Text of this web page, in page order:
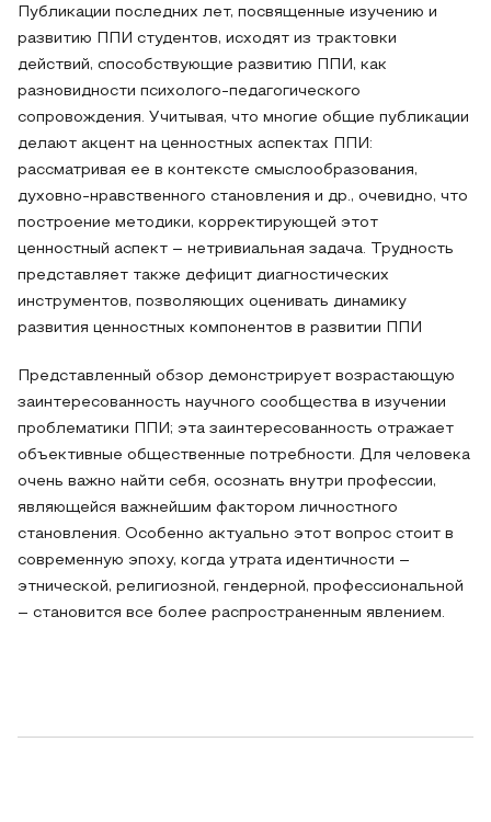
Публикации последних лет, посвященные изучению и
развитию ППИ студентов, исходят из трактовки
действий, способствующие развитию ППИ, как
разновидности психолого-педагогического
сопровождения. Учитывая, что многие общие публикации
делают акцент на ценностных аспектах ППИ:
рассматривая ее в контексте смыслообразования,
духовно-нравственного становления и др., очевидно, что
построение методики, корректирующей этот
ценностный аспект – нетривиальная задача. Трудность
представляет также дефицит диагностических
инструментов, позволяющих оценивать динамику
развития ценностных компонентов в развитии ППИ
Представленный обзор демонстрирует возрастающую
заинтересованность научного сообщества в изучении
проблематики ППИ; эта заинтересованность отражает
объективные общественные потребности. Для человека
очень важно найти себя, осознать внутри профессии,
являющейся важнейшим фактором личностного
становления. Особенно актуально этот вопрос стоит в
современную эпоху, когда утрата идентичности –
этнической, религиозной, гендерной, профессиональной
– становится все более распространенным явлением.